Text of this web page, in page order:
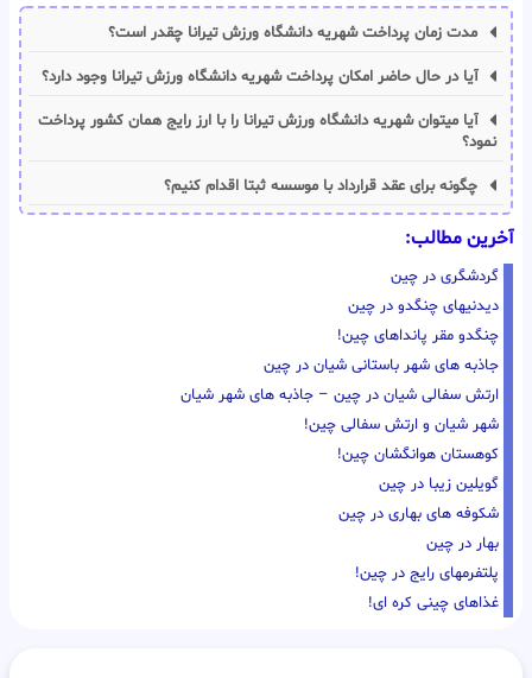
مدت زمان پرداخت شهریه دانشگاه ورزش تیرانا چقدر است؟
آیا در حال حاضر امکان پرداخت شهریه دانشگاه ورزش تیرانا وجود دارد؟
آیا میتوان شهریه دانشگاه ورزش تیرانا را با ارز رایج همان کشور پرداخت
نمود؟
چگونه برای عقد قرارداد با موسسه ثبتا اقدام کنیم؟
آخرین مطالب:
گردشگری در چین
دیدنیهای چنگدو در چین
چنگدو مقر پانداهای چین!
جاذبه های شهر باستانی شیان در چین
ارتش سفالی شیان در چین – جاذبه های شهر شیان
شهر شیان و ارتش سفالی چین!
کوهستان هوانگشان چین!
گویلین زیبا در چین
شکوفه های بهاری در چین
بهار در چین
پلتفرمهای رایج در چین!
غذاهای چینی کره ای!